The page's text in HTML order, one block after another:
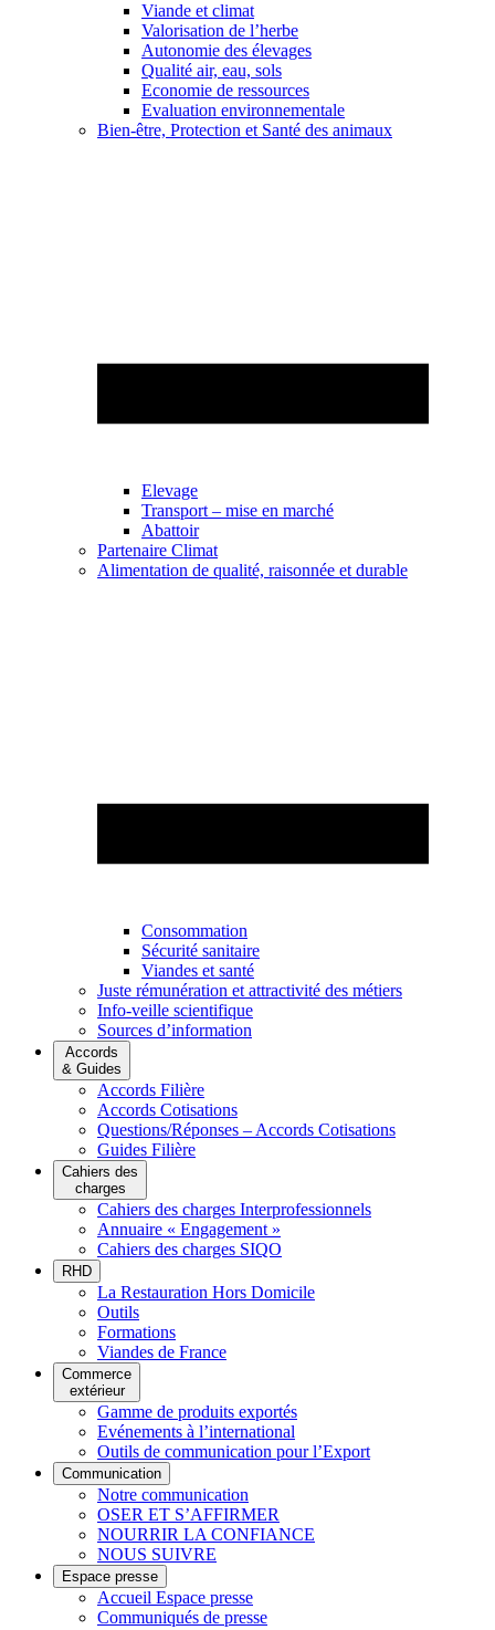
Viande et climat
Valorisation de l’herbe
Autonomie des élevages
Qualité air, eau, sols
Economie de ressources
Evaluation environnementale
Bien-être, Protection et Santé des animaux
Elevage
Transport – mise en marché
Abattoir
Partenaire Climat
Alimentation de qualité, raisonnée et durable
Consommation
Sécurité sanitaire
Viandes et santé
Juste rémunération et attractivité des métiers
Info-veille scientifique
Sources d’information
Accords
& Guides
Accords Filière
Accords Cotisations
Questions/Réponses – Accords Cotisations
Guides Filière
Cahiers des
charges
Cahiers des charges Interprofessionnels
Annuaire « Engagement »
Cahiers des charges SIQO
RHD
La Restauration Hors Domicile
Outils
Formations
Viandes de France
Commerce
extérieur
Gamme de produits exportés
Evénements à l’international
Outils de communication pour l’Export
Communication
Notre communication
OSER ET S’AFFIRMER
NOURRIR LA CONFIANCE
NOUS SUIVRE
Espace presse
Accueil Espace presse
Communiqués de presse